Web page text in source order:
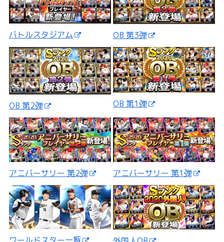
バトルスタジアム OB 第3弾
OB 第2弾 OB 第1弾
アニバーサリー 第2弾 アニバーサリー 第1弾